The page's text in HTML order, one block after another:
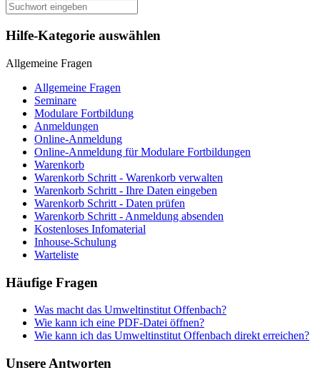
Hilfe-Kategorie auswählen
Allgemeine Fragen
Allgemeine Fragen
Seminare
Modulare Fortbildung
Anmeldungen
Online-Anmeldung
Online-Anmeldung für Modulare Fortbildungen
Warenkorb
Warenkorb Schritt - Warenkorb verwalten
Warenkorb Schritt - Ihre Daten eingeben
Warenkorb Schritt - Daten prüfen
Warenkorb Schritt - Anmeldung absenden
Kostenloses Infomaterial
Inhouse-Schulung
Warteliste
Häufige Fragen
Was macht das Umweltinstitut Offenbach?
Wie kann ich eine PDF-Datei öffnen?
Wie kann ich das Umweltinstitut Offenbach direkt erreichen?
Unsere Antworten